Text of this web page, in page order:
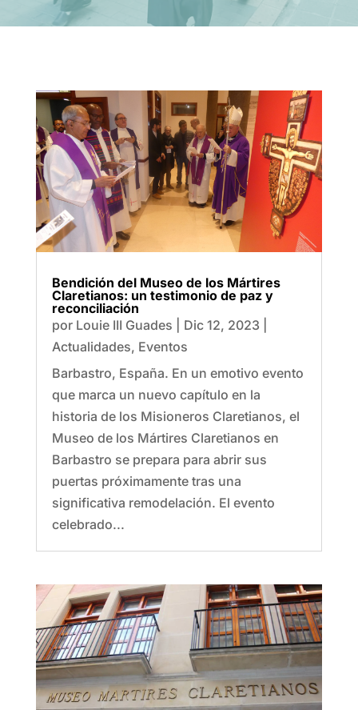
Bendición del Museo de los Mártires
Claretianos: un testimonio de paz y
reconciliación
por Louie III Guades Dic 12, 2023
Actualidades, Eventos
Barbastro, España. En un emotivo evento
que marca un nuevo capítulo en la
historia de los Misioneros Claretianos, el
Museo de los Mártires Claretianos en
Barbastro se prepara para abrir sus
puertas próximamente tras una
significativa remodelación. El evento
celebrado...